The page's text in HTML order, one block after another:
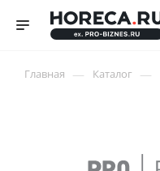
Главная — Каталог —